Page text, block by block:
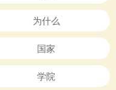
为什么
国家
学院